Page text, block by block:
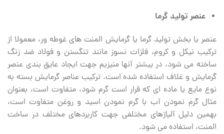
عنصر تولید گرما
عنصر یا بخش تولید گرما یا گرمایش المنت ‏های غوطه ور، معمولا از
ترکیب نیکل و کروم، فلزات نسوز مانند تنگستن و فولاد ضد زنگ
ساخته می‏ شود، در بیشتر آنها منیزیم جهت ایجاد عایق ‏بندی عنصر
گرمایش و غلاف استفاده شده است. ترکیب عناصر گرمایش بسته به
نوع مایع یا ماده ای که قرار است گرم شود، متفاوت است، بعنوان
مثال گرم نمودن آب با گرم نمودن اسید و روغن متفاوت است،
بهمین دلیل آلیاژهای مختلفی جهت کاربردهای مختلف در ساخت
المنت، استفاده می شود.